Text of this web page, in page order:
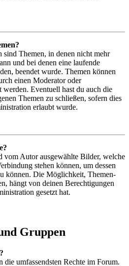
sind Themen, in denen nicht mehr
und bei denen eine laufende
beendet wurde. Themen können
einen Moderator oder
werden. Eventuell hast du auch die
Themen zu schließen, sofern dies
erlaubt wurde.
vom Autor ausgewählte Bilder, welche
stehen können, um dessen
können. Die Möglichkeit, Themen-
hängt von deinen Berechtigungen
gesetzt hat.
Gruppen
die umfassendsten Rechte im Forum.